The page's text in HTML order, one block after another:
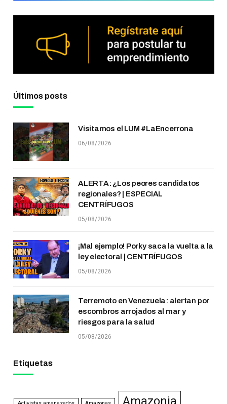
Últimos posts
Visitamos el LUM #LaEncerrona
06/08/2026
ALERTA: ¿Los peores candidatos
regionales? | ESPECIAL
CENTRÍFUGOS
05/08/2026
¡Mal ejemplo! Porky saca la vuelta a la
ley electoral | CENTRÍFUGOS
05/08/2026
Terremoto en Venezuela: alertan por
escombros arrojados al mar y
riesgos para la salud
05/08/2026
Etiquetas
Amazonia